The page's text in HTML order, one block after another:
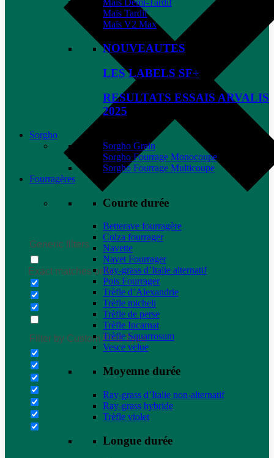
Generic filters
Exact matches only
Filter by Custom Post Type
Maïs Demi-Tardif
Maïs Tardif
Maïs V2 Max
NOUVEAUTES
LES LABELS SF+
RESULTATS ESSAIS ARVALIS
2025
Sorgho
Sorgho Grain
Sorgho Fourrage Monocoupe
Sorgho Fourrage Multicoupe
Fourragères
Courte durée
Betterave fourragère
Colza fourrager
Navette
Navet Fourrager
Ray-grass d’Italie alternatif
Pois Fourrager
Trèfle d’Alexandrie
Trèfle micheli
Trèfle de perse
Trèfle Incarnat
Trèfle Squarrosum
Vesce velue
Moyenne durée
Ray-grass d’Italie non-alternatif
Ray-grass hybride
Trèfle violet
Longue durée